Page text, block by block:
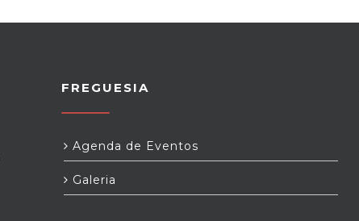
FREGUESIA
Agenda de Eventos
Galeria